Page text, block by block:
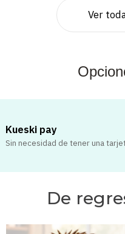
Ver
Kueski pay
Sin necesidad de tener una
De